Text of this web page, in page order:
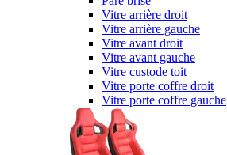
Vitre arrière droit
Vitre arrière gauche
Vitre avant droit
Vitre avant gauche
Vitre custode toit
Vitre porte coffre droit
Vitre porte coffre gauche